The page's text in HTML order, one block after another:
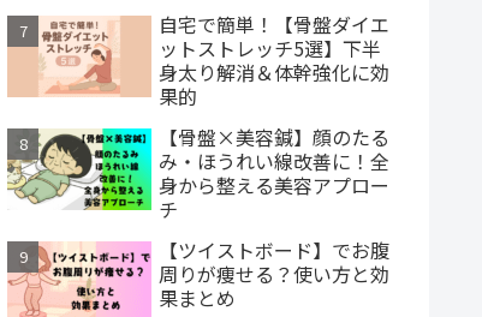
自宅で簡単！【骨盤ダイエ
ットストレッチ5選】下半
身太り解消＆体幹強化に効
果的
【骨盤×美容鍼】顔のたる
み・ほうれい線改善に！全
身から整える美容アプロー
チ
【ツイストボード】でお腹
周りが痩せる？使い方と効
果まとめ